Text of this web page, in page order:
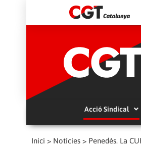
Acció Sindical
Inici > Notícies > Penedès. La